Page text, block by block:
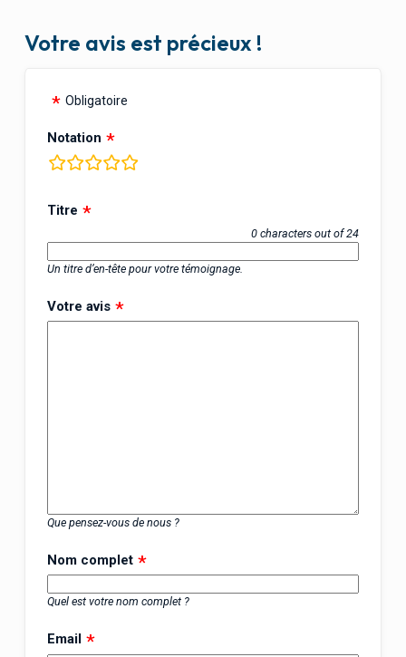
Votre avis est précieux !
Obligatoire
Notation
rating
Titre
0 characters out of 24
Un titre d’en-tête pour votre témoignage.
Votre avis
Que pensez-vous de nous ?
Nom complet
Quel est votre nom complet ?
Email